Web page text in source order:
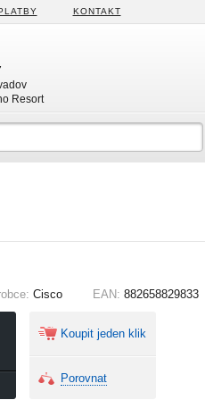
KONTAKT
Resort
Cisco EAN: 882658829833
Koupit jeden klik
Porovnat